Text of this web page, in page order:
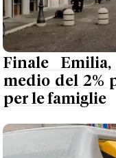
Finale
medio del 2%
per le famiglie